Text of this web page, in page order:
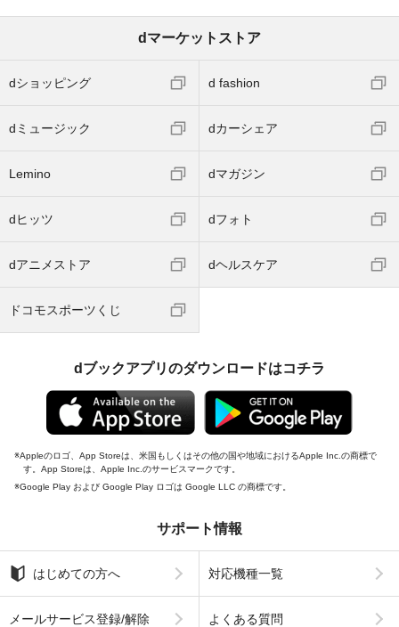
dマーケットストア
dショッピング d fashion
dミュージック dカーシェア
Lemino dマガジン
dヒッツ dフォト
dアニメストア dヘルスケア
ドコモスポーツくじ
dブックアプリのダウンロードはコチラ
Appleのロゴ、App Storeは、米国もしくはその他の国や地域におけるApple Inc.の商標で
す。App Storeは、Apple Inc.のサービスマークです。
Google Play および Google Play ロゴは Google LLC の商標です。
サポート情報
はじめての方へ 対応機種一覧
メールサービス登録/解除 よくある質問